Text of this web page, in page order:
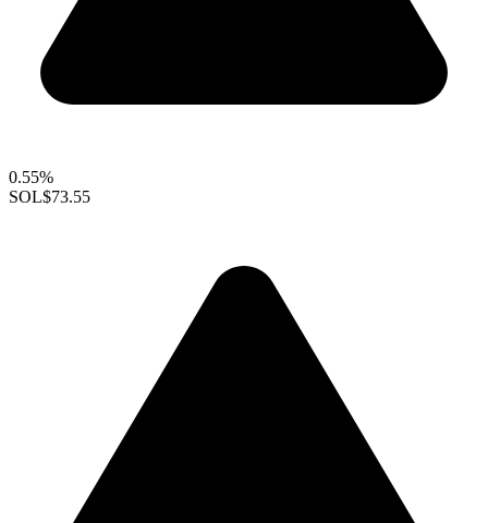
0.55%
SOL$73.55